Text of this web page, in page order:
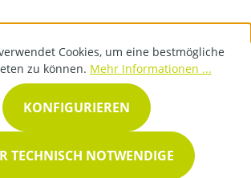
Cookies, um eine bestmögliche
zu können. Mehr Informationen ...
TECHNISCH NOTWENDIGE
KONFIGURIEREN